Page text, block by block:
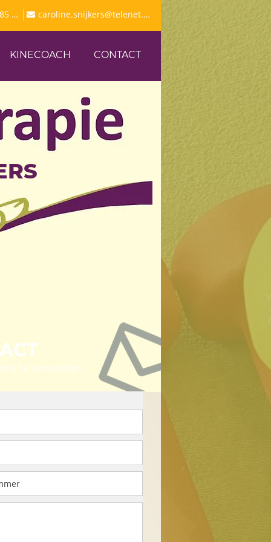
089 56 85 35 caroline.snijkers@telenet.be
KINECOACH CONTACT
te contacten